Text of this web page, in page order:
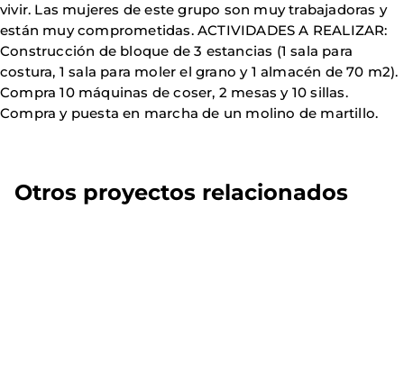
vivir. Las mujeres de este grupo son muy trabajadoras y
están muy comprometidas. ACTIVIDADES A REALIZAR:
Construcción de bloque de 3 estancias (1 sala para
costura, 1 sala para moler el grano y 1 almacén de 70 m2).
Compra 10 máquinas de coser, 2 mesas y 10 sillas.
Compra y puesta en marcha de un molino de martillo.
Otros proyectos relacionados